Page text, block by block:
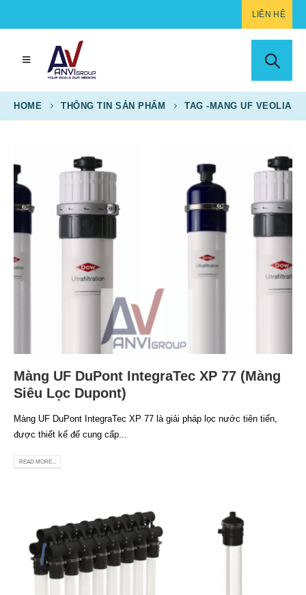
LIÊN HỆ
HOME THÔNG TIN SẢN PHẨM TAG - MANG UF VEOLIA
Màng UF DuPont IntegraTec XP 77 (Màng
Siêu Lọc Dupont)
Màng UF DuPont IntegraTec XP 77 là giải pháp lọc nước tiên tiến,
được thiết kế để cung cấp...
READ MORE...